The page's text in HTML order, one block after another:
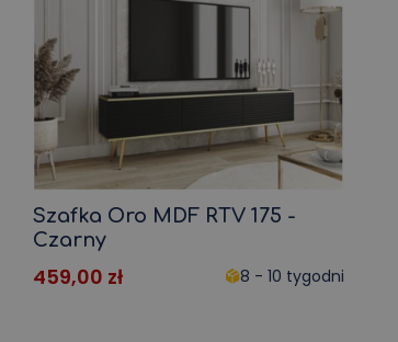
Szafka Oro MDF RTV 175 -
Czarny
459,00 zł 8 - 10 tygodni